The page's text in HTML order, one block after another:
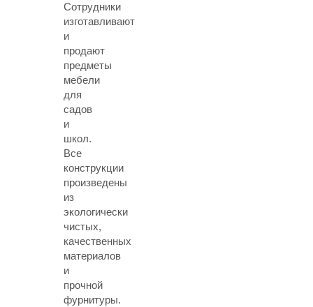
Сотрудники
изготавливают
и
продают
предметы
мебели
для
садов
и
школ.
Все
конструкции
произведены
из
экологически
чистых,
качественных
материалов
и
прочной
фурнитуры.